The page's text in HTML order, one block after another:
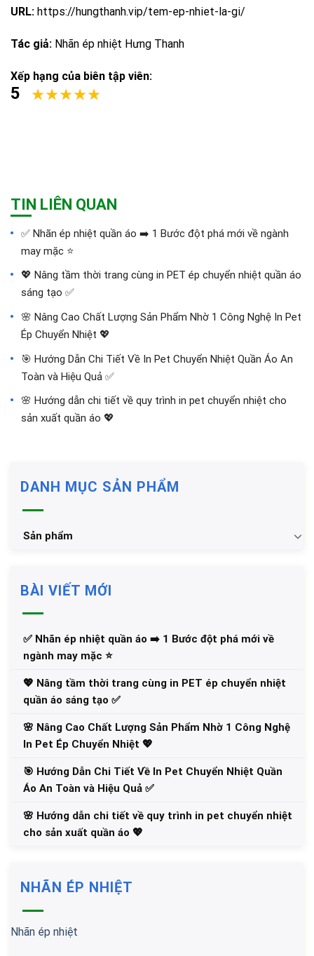
URL: https://hungthanh.vip/tem-ep-nhiet-la-gi/
Tác giả: Nhãn ép nhiệt Hưng Thanh
Xếp hạng của biên tập viên:
5
TIN LIÊN QUAN
✅‪ Nhãn ép nhiệt quần áo ➡️ 1 Bước đột phá mới về ngành
may mặc ⭐️
💖 Nâng tầm thời trang cùng in PET ép chuyển nhiệt quần áo
sáng tạo ✅
🌸 Nâng Cao Chất Lượng Sản Phẩm Nhờ 1 Công Nghệ In Pet
Ép Chuyển Nhiệt 💖
🎯 Hướng Dẫn Chi Tiết Về In Pet Chuyển Nhiệt Quần Áo An
Toàn và Hiệu Quả ✅
🌸 Hướng dẫn chi tiết về quy trình in pet chuyển nhiệt cho
sản xuất quần áo 💖
DANH MỤC SẢN PHẨM
Sản phẩm
BÀI VIẾT MỚI
✅‪ Nhãn ép nhiệt quần áo ➡️ 1 Bước đột phá mới về
ngành may mặc ⭐️
💖 Nâng tầm thời trang cùng in PET ép chuyển nhiệt
quần áo sáng tạo ✅
🌸 Nâng Cao Chất Lượng Sản Phẩm Nhờ 1 Công Nghệ
In Pet Ép Chuyển Nhiệt 💖
🎯 Hướng Dẫn Chi Tiết Về In Pet Chuyển Nhiệt Quần
Áo An Toàn và Hiệu Quả ✅
🌸 Hướng dẫn chi tiết về quy trình in pet chuyển nhiệt
cho sản xuất quần áo 💖
NHÃN ÉP NHIỆT
Nhãn ép nhiệt